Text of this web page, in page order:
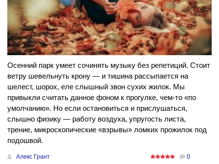
Осенний парк умеет сочинять музыку без репетиций. Стоит
ветру шевельнуть крону — и тишина рассыпается на
шелест, шорох, еле слышный звон сухих жилок. Мы
привыкли считать данное фоном к прогулке, чем-то «по
умолчанию». Но если остановиться и прислушаться,
слышно физику — работу воздуха, упругость листа,
трение, микроскопические «взрывы» ломких прожилок под
подошвой.
Алекс Грант 0